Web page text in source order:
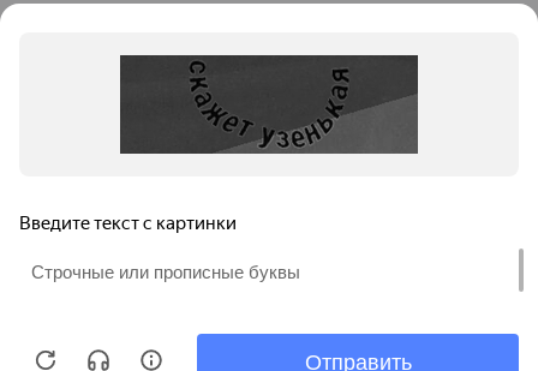
манежей и стульчиков Espiro обеспечивают комфортный
отдых малышей и их родителей. Комплектующие и материалы,
используемые при производстве, завозятся из Германии
Преимущества продукции ESPIRO:
универсальность;
невысокая цена;
обработку файлов cookie в соответствии с Политикой
конфиденциальности
ИП Мусаелян Роберт Гагикович.